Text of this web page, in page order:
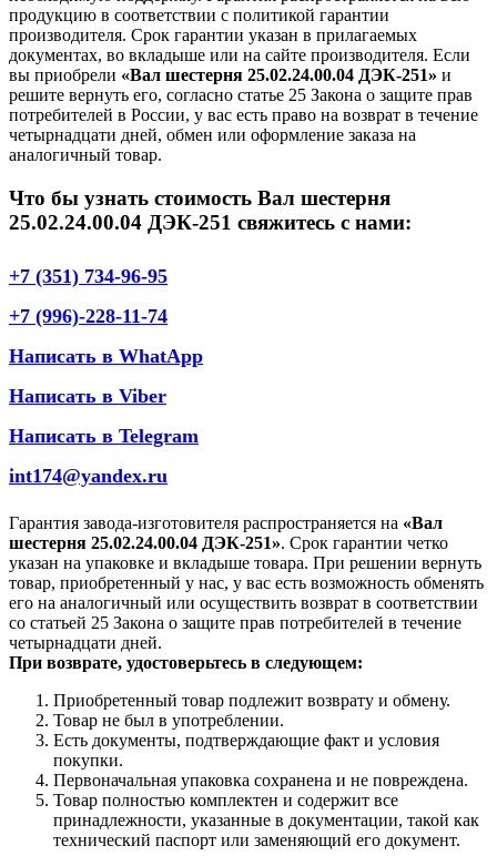
продукцию в соответствии с политикой гарантии
производителя. Срок гарантии указан в прилагаемых
документах, во вкладыше или на сайте производителя. Если
вы приобрели «Вал шестерня 25.02.24.00.04 ДЭК-251» и
решите вернуть его, согласно статье 25 Закона о защите прав
потребителей в России, у вас есть право на возврат в течение
четырнадцати дней, обмен или оформление заказа на
аналогичный товар.
Что бы узнать стоимость Вал шестерня
25.02.24.00.04 ДЭК-251 свяжитесь с нами:
+7 (351) 734-96-95
+7 (996)-228-11-74
Написать в WhatApp
Написать в Viber
Написать в Telegram
int174@yandex.ru
Гарантия завода-изготовителя распространяется на «Вал
шестерня 25.02.24.00.04 ДЭК-251». Срок гарантии четко
указан на упаковке и вкладыше товара. При решении вернуть
товар, приобретенный у нас, у вас есть возможность обменять
его на аналогичный или осуществить возврат в соответствии
со статьей 25 Закона о защите прав потребителей в течение
четырнадцати дней.
При возврате, удостоверьтесь в следующем:
Приобретенный товар подлежит возврату и обмену.
Товар не был в употреблении.
Есть документы, подтверждающие факт и условия
покупки.
Первоначальная упаковка сохранена и не повреждена.
Товар полностью комплектен и содержит все
принадлежности, указанные в документации, такой как
технический паспорт или заменяющий его документ.